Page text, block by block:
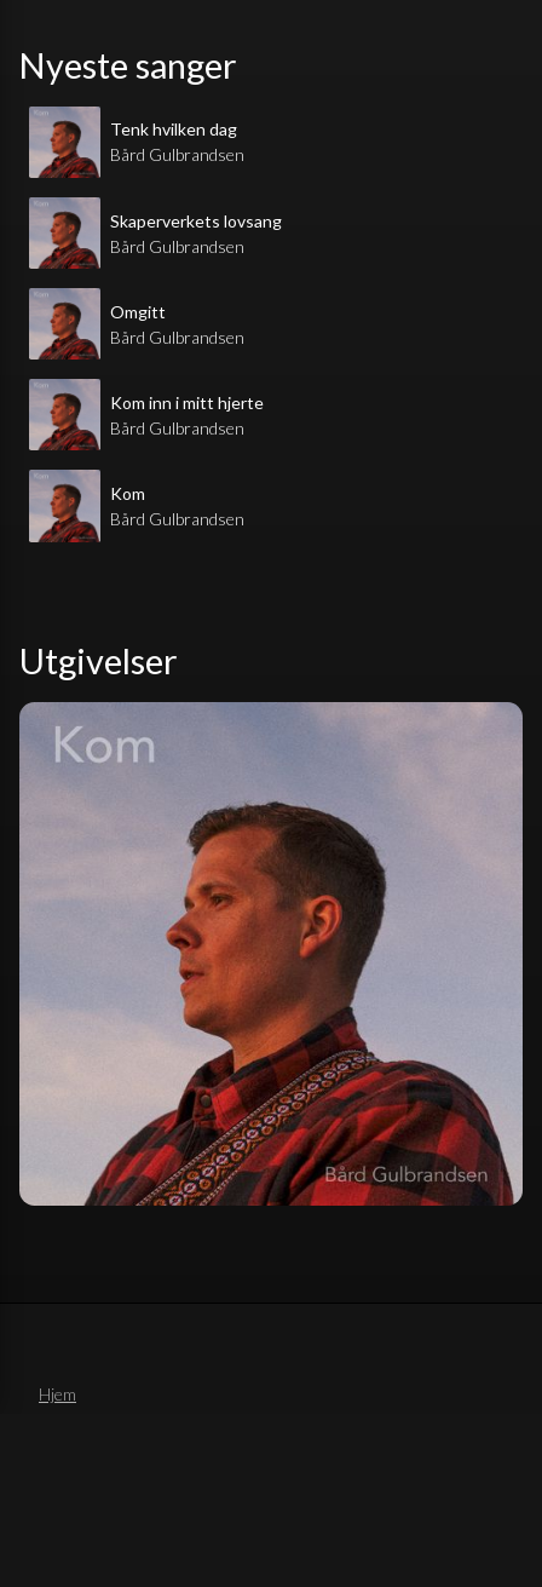
Nyeste sanger
Tenk hvilken dag
Bård Gulbrandsen
Skaperverkets lovsang
Bård Gulbrandsen
Omgitt
Bård Gulbrandsen
Kom inn i mitt hjerte
Bård Gulbrandsen
Kom
Bård Gulbrandsen
Utgivelser
Hjem